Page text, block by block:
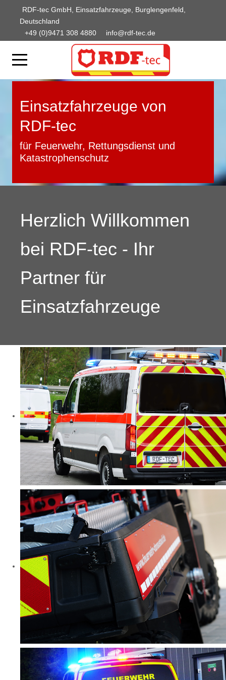
RDF-tec GmbH, Einsatzfahrzeuge, Burglengenfeld,
Deutschland
+49 (0)9471 308 4880
info@rdf-tec.de
Einsatzfahrzeuge von
RDF-tec
für Feuerwehr, Rettungsdienst und
Katastrophenschutz
Herzlich Willkommen
bei RDF-tec - Ihr
Partner für
Einsatzfahrzeuge